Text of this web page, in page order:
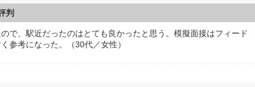
判
で、駅近だったのはとても良かったと思う。模擬面接はフィード
参考になった。（30代／女性）